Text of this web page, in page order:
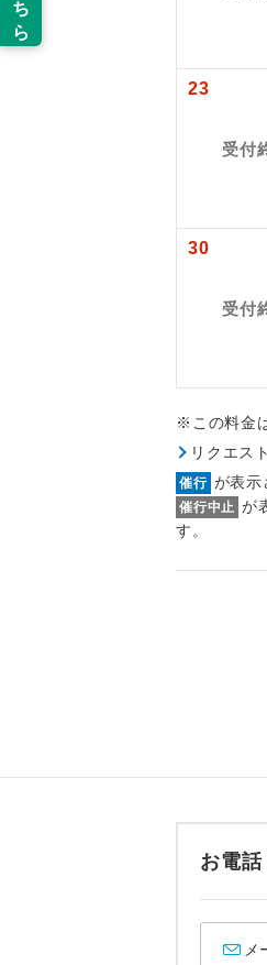
23
受付
30
受付
※この料金
リクエス
催行 が表示
催行中止 が
す。
お電話
メ